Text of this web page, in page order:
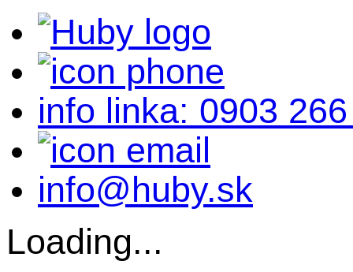
info linka: 0903
info@huby.sk
Loading...